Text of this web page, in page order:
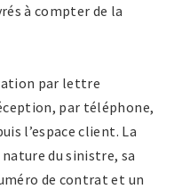
à compter de la
par lettre
par téléphone,
l’espace client. La
du sinistre, sa
de contrat et un